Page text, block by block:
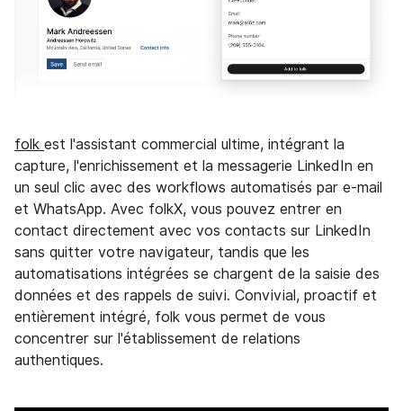
folk est l'assistant commercial ultime, intégrant la
capture, l'enrichissement et la messagerie LinkedIn en
un seul clic avec des workflows automatisés par e-mail
et WhatsApp. Avec folkX, vous pouvez entrer en
contact directement avec vos contacts sur LinkedIn
sans quitter votre navigateur, tandis que les
automatisations intégrées se chargent de la saisie des
données et des rappels de suivi. Convivial, proactif et
entièrement intégré, folk vous permet de vous
concentrer sur l'établissement de relations
authentiques.